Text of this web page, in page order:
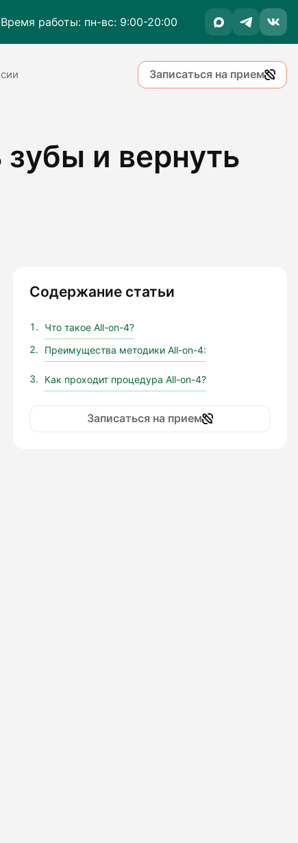
Время работы: пн-вс: 9:00-20:00
Записаться на прием
и вернуть
Содержание статьи
Что такое All-on-4?
Преимущества методики All-on-4:
Как проходит процедура All-on-4?
Записаться на прием